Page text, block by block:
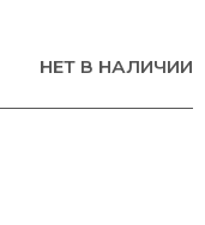
НЕТ В НАЛИЧИИ